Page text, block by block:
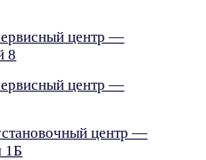
центр —
8
центр —
центр —
1Б